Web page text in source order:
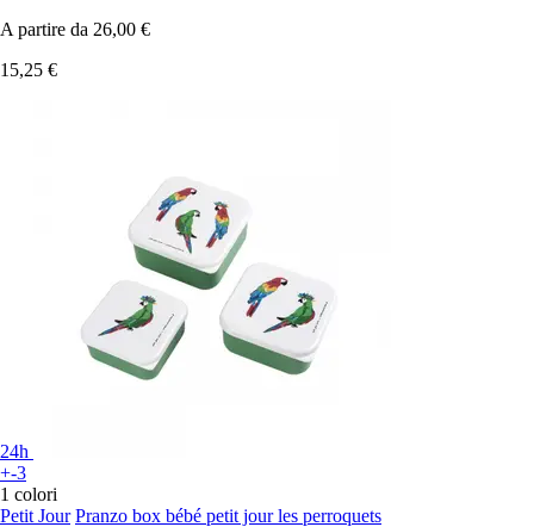
A partire da 26,00 €
15,25 €
24h
+-3
1 colori
Petit Jour Pranzo box bébé petit jour les perroquets